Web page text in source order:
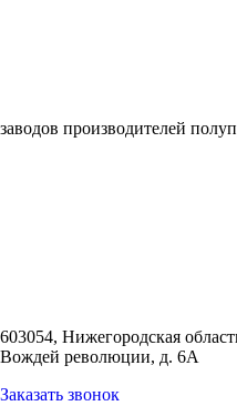
заводов производителей
603054, Нижегородская
Вождей революции, д. 6А
Заказать звонок